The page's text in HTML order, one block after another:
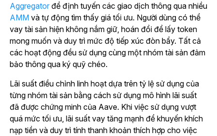
Aggregator để định tuyến các giao dịch thông qua nhiều
AMM và tự động tìm thấy giá tối ưu. Người dùng có thể
vay tài sản hiện không nắm giữ, hoán đổi để lấy token
mong muốn và duy trì mức độ tiếp xúc đòn bẩy. Tất cả
các hoạt động đều sử dụng cùng một nhóm tài sản đảm
bảo thông qua ký quỹ chéo.
Lãi suất điều chỉnh linh hoạt dựa trên tỷ lệ sử dụng của
từng nhóm tài sản bằng cách sử dụng mô hình lãi suất
đã được chứng minh của Aave. Khi việc sử dụng vượt
quá mức tối ưu, lãi suất vay tăng mạnh để khuyến khích
nạp tiền và duy trì tính thanh khoản thích hợp cho việc